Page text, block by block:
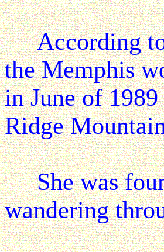
According to
the Memphis
in June of
Ridge
She was
wandering